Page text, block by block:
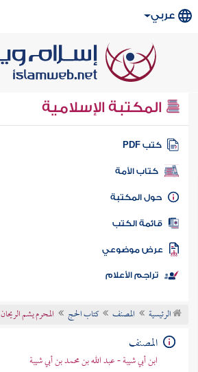
عربي
المكتبة الإسلامية
كتب PDF
كتاب الأمة
المكتبة
الكتب
موضوعي
تراجم الأعلام
الرئيسية المصنف كتاب الحج المحرم يشم الريحان
المصنف
ابن أبي شيبة - عبد الله بن محمد بن أبي شيبة